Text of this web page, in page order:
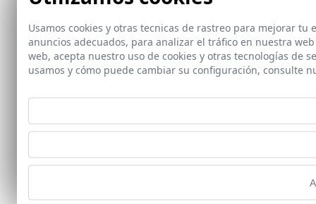
Usamos cookies y otras tecnicas de rastreo para mejorar
anuncios adecuados, para analizar el tráfico en nuestra
web, acepta nuestro uso de cookies y otras tecnologías de
usamos y cómo puede cambiar su configuración, consulte